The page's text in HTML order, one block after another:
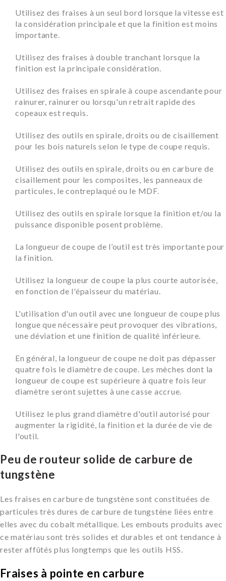
Utilisez des fraises à un seul bord lorsque la vitesse est
la considération principale et que la finition est moins
importante.
Utilisez des fraises à double tranchant lorsque la
finition est la principale considération.
Utilisez des fraises en spirale à coupe ascendante pour
rainurer, rainurer ou lorsqu'un retrait rapide des
copeaux est requis.
Utilisez des outils en spirale, droits ou de cisaillement
pour les bois naturels selon le type de coupe requis.
Utilisez des outils en spirale, droits ou en carbure de
cisaillement pour les composites, les panneaux de
particules, le contreplaqué ou le MDF.
Utilisez des outils en spirale lorsque la finition et/ou la
puissance disponible posent problème.
La longueur de coupe de l’outil est très importante pour
la finition.
Utilisez la longueur de coupe la plus courte autorisée,
en fonction de l'épaisseur du matériau.
L'utilisation d'un outil avec une longueur de coupe plus
longue que nécessaire peut provoquer des vibrations,
une déviation et une finition de qualité inférieure.
En général, la longueur de coupe ne doit pas dépasser
quatre fois le diamètre de coupe. Les mèches dont la
longueur de coupe est supérieure à quatre fois leur
diamètre seront sujettes à une casse accrue.
Utilisez le plus grand diamètre d'outil autorisé pour
augmenter la rigidité, la finition et la durée de vie de
l'outil.
Peu de routeur solide de carbure de
tungstène
Les fraises en carbure de tungstène sont constituées de
particules très dures de carbure de tungstène liées entre
elles avec du cobalt métallique. Les embouts produits avec
ce matériau sont très solides et durables et ont tendance à
rester affûtés plus longtemps que les outils HSS.
Fraises à pointe en carbure